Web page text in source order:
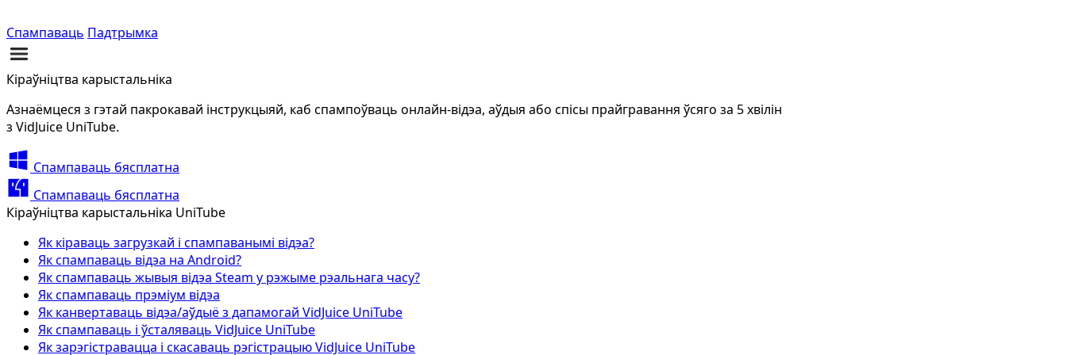
Спампаваць Падтрымка
Кіраўніцтва карыстальніка
Азнаёмцеся з гэтай пакрокавай інструкцыяй, каб спампоўваць онлайн-відэа, аўдыя або спісы прайгравання ўсяго за 5 хвілін
з VidJuice UniTube.
Спампаваць бясплатна
Спампаваць бясплатна
Кіраўніцтва карыстальніка UniTube
Як кіраваць загрузкай і спампаванымі відэа?
Як спампаваць відэа на Android?
Як спампаваць жывыя відэа Steam у рэжыме рэальнага часу?
Як спампаваць прэміум відэа
Як канвертаваць відэа/аўдыё з дапамогай VidJuice UniTube
Як спампаваць і ўсталяваць VidJuice UniTube
Як зарэгістравацца і скасаваць рэгістрацыю VidJuice UniTube